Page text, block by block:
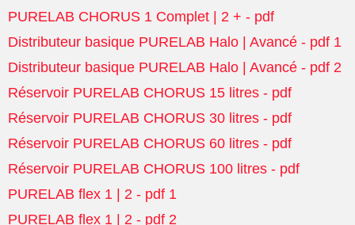
PURELAB CHORUS 1 Complet | 2 + - pdf
Distributeur basique PURELAB Halo | Avancé - pdf 1
Distributeur basique PURELAB Halo | Avancé - pdf 2
Réservoir PURELAB CHORUS 15 litres - pdf
Réservoir PURELAB CHORUS 30 litres - pdf
Réservoir PURELAB CHORUS 60 litres - pdf
Réservoir PURELAB CHORUS 100 litres - pdf
PURELAB flex 1 | 2 - pdf 1
PURELAB flex 1 | 2 - pdf 2